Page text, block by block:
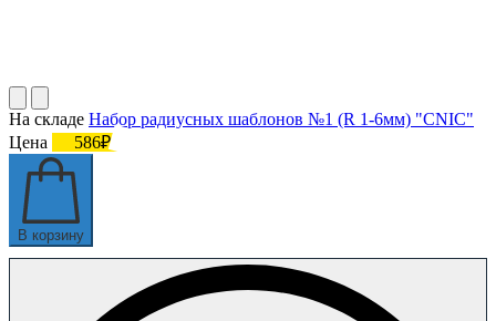
На складе Набор радиусных шаблонов №1 (R 1-6мм) "CNIC"
Цена
586₽
В корзину